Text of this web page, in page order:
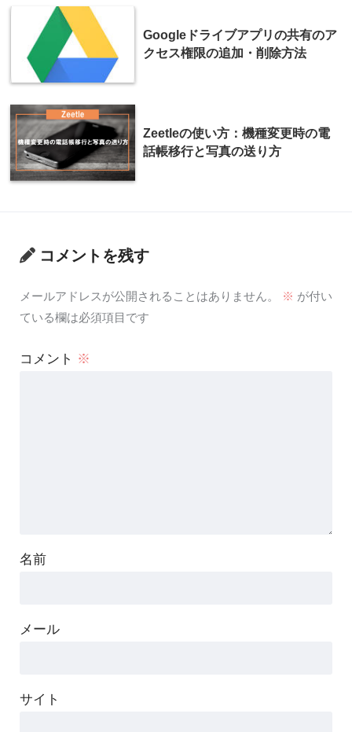
Googleドライブアプリの共有のア
クセス権限の追加・削除方法
Zeetleの使い方：機種変更時の電
話帳移行と写真の送り方
コメントを残す
メールアドレスが公開されることはありません。 ※ が付い
ている欄は必須項目です
コメント ※
名前
メール
サイト